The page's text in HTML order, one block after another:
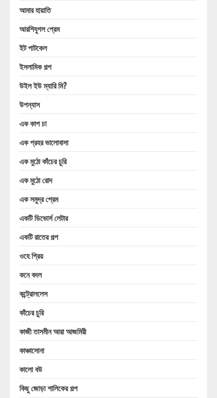
আমার হায়াতি
আরশিযুগল প্রেম
ইট পাটকেল
ইসলামিক গল্প
উইল ইউ ম্যারি মি?
উপন্যাস
এক কাপ চা
এক প্রহর ভালোবাসা
এক মুঠো কাঁচের চুরি
এক মুঠো রোদ
এক সমুদ্র প্রেম
একটি ডিভোর্স লেটার
একটি রাতের গল্প
ওহে প্রিয়
কনে বদল
কন্ট্রোললেস
কাঁচের চুরি
কাজী তাসমীন আরা আজমিরী
কাঞ্চাসোনা
কালো বউ
কিছু জোড়া শালিকের গল্প